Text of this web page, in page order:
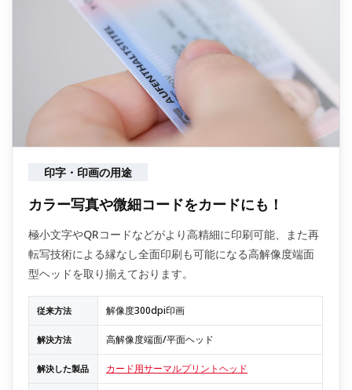
印字・印画の用途
カラー写真や微細コードをカードにも！
極小文字やQRコードなどがより高精細に印刷可能、また再
転写技術による縁なし全面印刷も可能になる高解像度端面
型ヘッドを取り揃えております。
従来方法 解像度300dpi印画
解決方法 高解像度端面/平面ヘッド
解決した製品 カード用サーマルプリントヘッド